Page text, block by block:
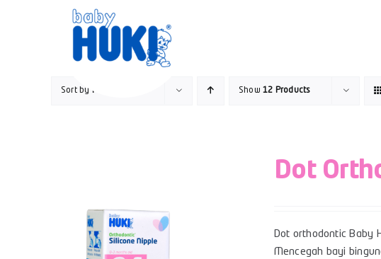
Sort by Popularity Show12 Products
Dot
Dot orthodontic Baby
Mencegah bayi